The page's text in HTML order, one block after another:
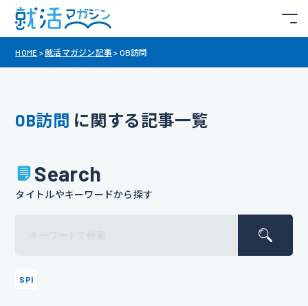
HOME >就活マガジン記事 > OB訪問
OB訪問 に関する記事一覧
Search
タイトルやキーワードから探す
SPI